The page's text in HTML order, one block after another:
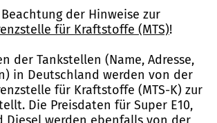
der Hinweise zur
für Kraftstoffe (MTS)!
der Tankstellen (Name, Adresse,
in Deutschland werden von der
für Kraftstoffe (MTS-K) zur
Die Preisdaten für Super E10,